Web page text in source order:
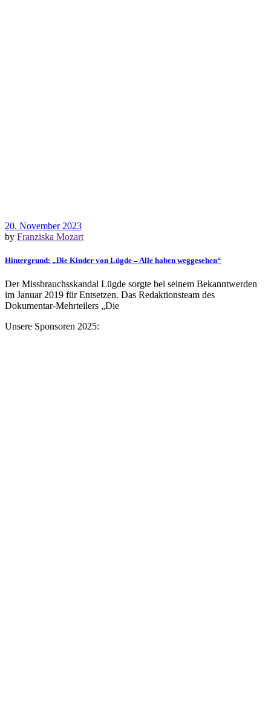
20. November 2023
by Franziska Mozart
Hintergrund: „Die Kinder von Lügde – Alle haben weggesehen“
Der Missbrauchsskandal Lügde sorgte bei seinem Bekanntwerden
im Januar 2019 für Entsetzen. Das Redaktionsteam des
Dokumentar-Mehrteilers „Die
Unsere Sponsoren 2025: